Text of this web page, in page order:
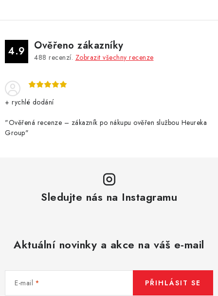
4.9 Ověřeno zákazníky
488 recenzí. Zobrazit všechny recenze
+ rychlé dodání
"Ověřená recenze – zákazník po nákupu ověřen službou Heureka
Group"
Sledujte nás na Instagramu
Aktuální novinky a akce na váš e-mail
E-mail PŘIHLÁSIT SE